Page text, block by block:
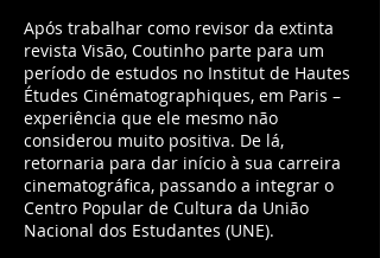
Após trabalhar como revisor da extinta
revista Visão, Coutinho parte para um
período de estudos no Institut de Hautes
Études Cinématographiques, em Paris –
experiência que ele mesmo não
considerou muito positiva. De lá,
retornaria para dar início à sua carreira
cinematográfica, passando a integrar o
Centro Popular de Cultura da União
Nacional dos Estudantes (UNE).